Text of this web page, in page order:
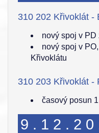
310 202 Křivoklát -
nový spoj v PD
nový spoj v
Křivoklátu
310 203 Křivoklát -
časový posun